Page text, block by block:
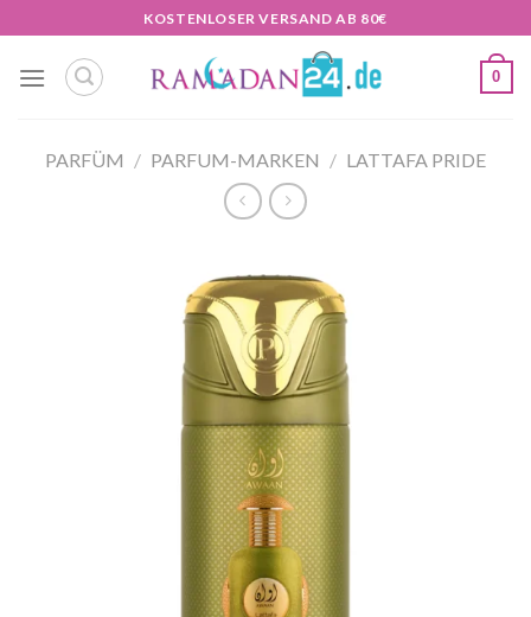
Inhalt
springen
KOSTENLOSER VERSAND AB 80€
0
PARFÜM / PARFUM-MARKEN / LATTAFA PRIDE